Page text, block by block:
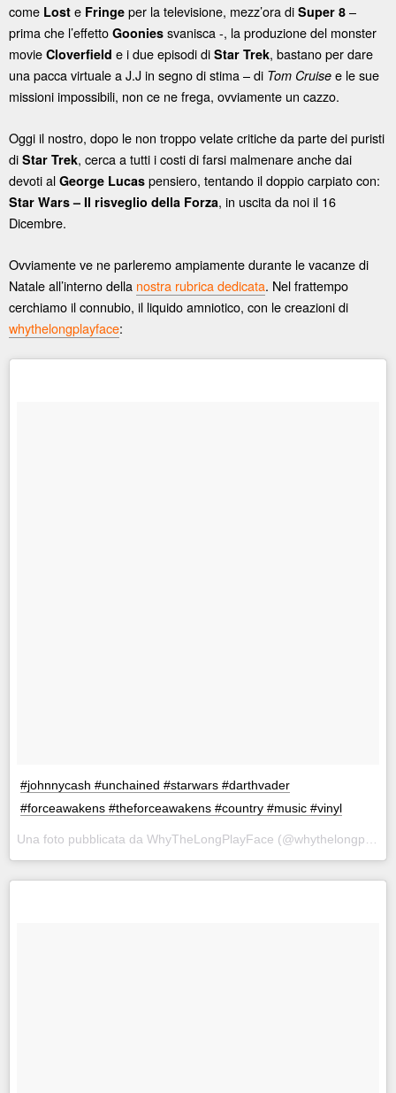
come Lost e Fringe per la televisione, mezz’ora di Super 8 –
prima che l’effetto Goonies svanisca -, la produzione del monster
movie Cloverfield e i due episodi di Star Trek, bastano per dare
una pacca virtuale a J.J in segno di stima – di Tom Cruise e le sue
missioni impossibili, non ce ne frega, ovviamente un cazzo.
Oggi il nostro, dopo le non troppo velate critiche da parte dei puristi
di Star Trek, cerca a tutti i costi di farsi malmenare anche dai
devoti al George Lucas pensiero, tentando il doppio carpiato con:
Star Wars – Il risveglio della Forza, in uscita da noi il 16
Dicembre.
Ovviamente ve ne parleremo ampiamente durante le vacanze di
Natale all’interno della nostra rubrica dedicata. Nel frattempo
cerchiamo il connubio, il liquido amniotico, con le creazioni di
whythelongplayface:
#johnnycash #unchained #starwars #darthvader
#forceawakens #theforceawakens #country #music #vinyl